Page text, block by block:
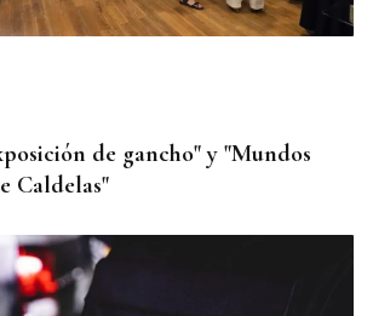
de gancho" y "Mundos
Caldelas"